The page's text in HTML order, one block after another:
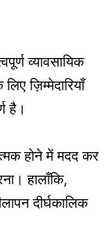
व्यावसायिक
ज़िम्मेदारियाँ
है।
होने में मदद कर
हालाँकि,
दीर्घकालिक